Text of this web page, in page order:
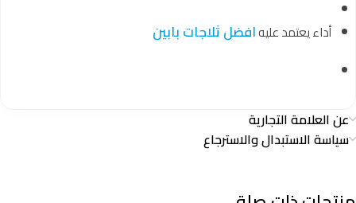
أداء يعتمد عليهافضل ثلاجات بابين
عن العلامة التجارية
سياسة الاستبدال والاسترجاع